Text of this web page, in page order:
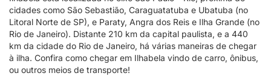
cidades como São Sebastião, Caraguatatuba e Ubatuba (no
Litoral Norte de SP), e Paraty, Angra dos Reis e Ilha Grande (no
Rio de Janeiro). Distante 210 km da capital paulista, e a 440
km da cidade do Rio de Janeiro, há várias maneiras de chegar
à ilha. Confira como chegar em Ilhabela vindo de carro, ônibus,
ou outros meios de transporte!